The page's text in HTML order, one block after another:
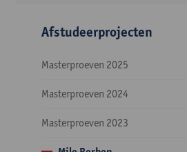
Afstudeerprojecten
Masterproeven 2025
Masterproeven 2024
Masterproeven 2023